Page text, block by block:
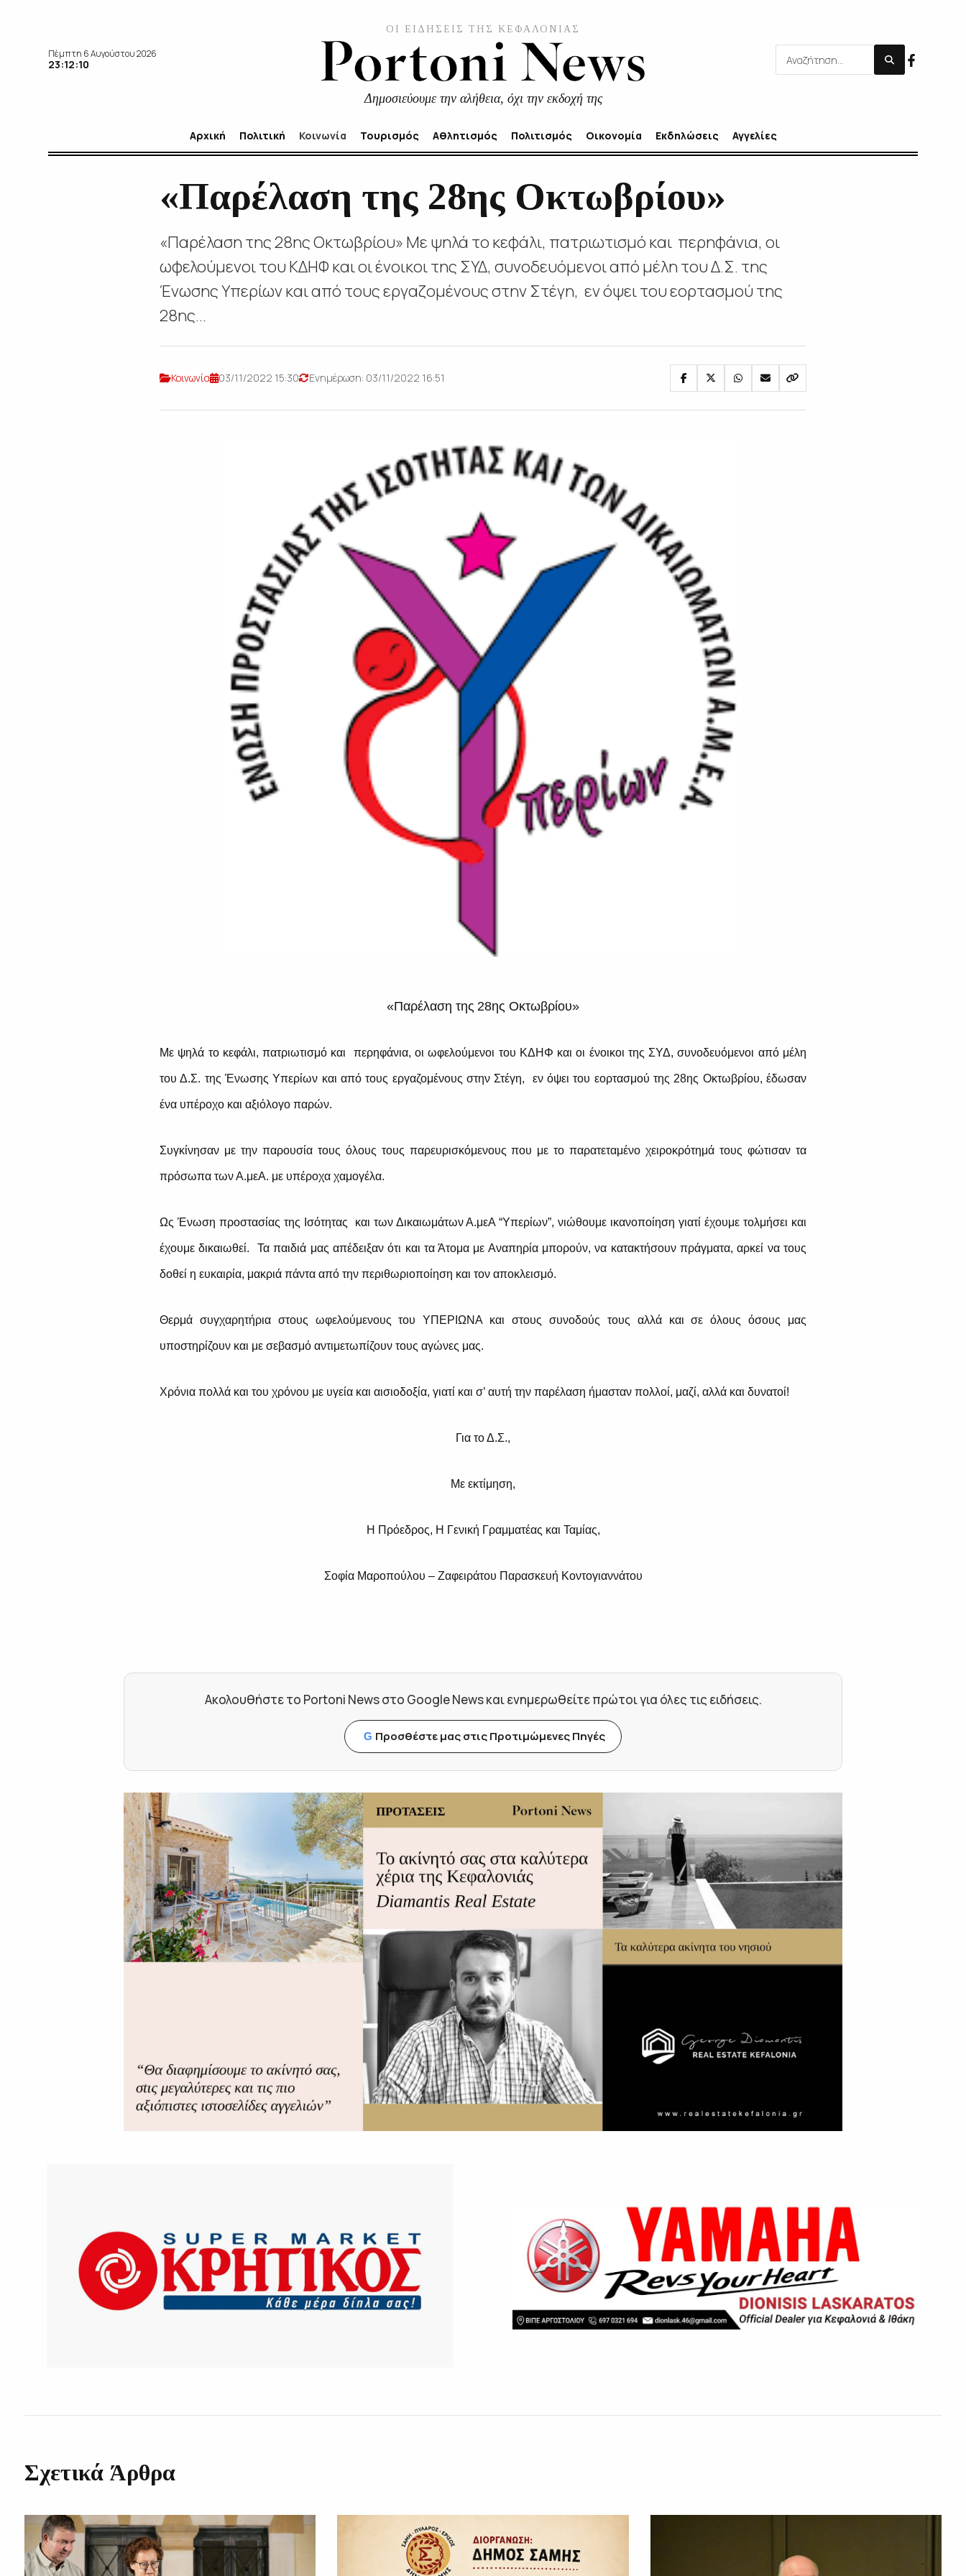
Πέμπτη 6 Αυγούστου 2026
23:12:11
ΟΙ ΕΙΔΗΣΕΙΣ ΤΗΣ ΚΕΦΑΛΟΝΙΑΣ
Δημοσιεύουμε την αλήθεια, όχι την εκδοχή της
Αρχική Πολιτική Κοινωνία Τουρισμός Αθλητισμός Πολιτισμός Οικονομία Εκδηλώσεις Αγγελίες
«Παρέλαση της 28ης Οκτωβρίου»
«Παρέλαση της 28ης Οκτωβρίου» Με ψηλά το κεφάλι, πατριωτισμό και περηφάνια, οι
ωφελούμενοι του ΚΔΗΦ και οι ένοικοι της ΣΥΔ, συνοδευόμενοι από μέλη του Δ.Σ. της
Ένωσης Υπερίων και από τους εργαζομένους στην Στέγη, εν όψει του εορτασμού της
28ης...
Κοινωνία 03/11/2022 15:30 Ενημέρωση: 03/11/2022 16:51
«Παρέλαση της 28ης Οκτωβρίου»
Με ψηλά το κεφάλι, πατριωτισμό και περηφάνια, οι ωφελούμενοι του ΚΔΗΦ και οι ένοικοι της ΣΥΔ, συνοδευόμενοι από μέλη
του Δ.Σ. της Ένωσης Υπερίων και από τους εργαζομένους στην Στέγη, εν όψει του εορτασμού της 28ης Οκτωβρίου, έδωσαν
ένα υπέροχο και αξιόλογο παρών.
Συγκίνησαν με την παρουσία τους όλους τους παρευρισκόμενους που με το παρατεταμένο χειροκρότημά τους φώτισαν τα
πρόσωπα των Α.μεΑ. με υπέροχα χαμογέλα.
Ως Ένωση προστασίας της Ισότητας και των Δικαιωμάτων Α.μεΑ“Υπερίων”, νιώθουμε ικανοποίηση γιατί έχουμε τολμήσει και
έχουμε δικαιωθεί. Τα παιδιά μας απέδειξαν ότι και τα Άτομα με Αναπηρία μπορούν, να κατακτήσουν πράγματα, αρκεί να τους
δοθεί η ευκαιρία, μακριά πάντα από την περιθωριοποίηση και τον αποκλεισμό.
Θερμά συγχαρητήρια στους ωφελούμενους του ΥΠΕΡΙΩΝΑ και στους συνοδούς τους αλλά και σε όλους όσους μας
υποστηρίζουν και με σεβασμό αντιμετωπίζουν τους αγώνες μας.
Χρόνια πολλά και του χρόνου με υγεία και αισιοδοξία, γιατί και σ’ αυτή την παρέλαση ήμασταν πολλοί, μαζί, αλλά και δυνατοί!
Για το Δ.Σ.,
Με εκτίμηση,
Η Πρόεδρος, Η Γενική Γραμματέας και Ταμίας,
Σοφία Μαροπούλου – Ζαφειράτου Παρασκευή Κοντογιαννάτου
Ακολουθήστε το Portoni News στο Google News και ενημερωθείτε πρώτοι για όλες τις ειδήσεις.
G Προσθέστε μας στις Προτιμώμενες Πηγές
Σχετικά Άρθρα